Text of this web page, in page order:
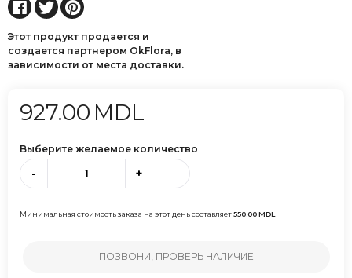
Этот продукт продается и
создается партнером OkFlora, в
зависимости от места доставки.
927.00 MDL
Выберите желаемое количество
- +
Минимальная стоимость заказа на этот день составляет550.00MDL
ПОЗВОНИ, ПРОВЕРЬ НАЛИЧИЕ